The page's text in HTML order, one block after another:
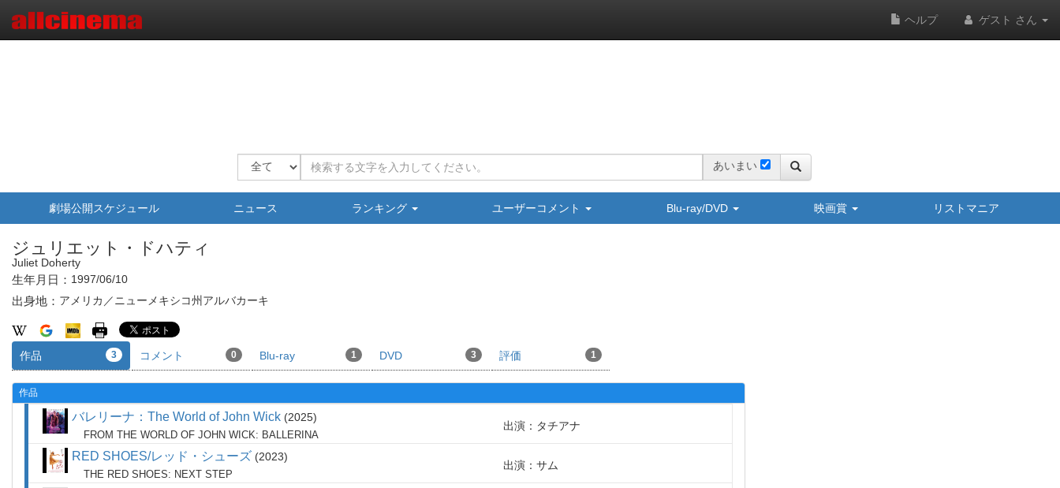
ヘルプ ゲスト さん
あいまい
劇場公開スケジュール ニュース ランキング ユーザーコメント Blu-ray/DVD 映画賞 リストマニア
ジュリエット・ドハティ
Juliet Doherty
生年月日： 1997/06/10
出身地： アメリカ／ニューメキシコ州アルバカーキ
作品 3 コメント 0 Blu-ray 1 DVD 3 評価 1
作品
バレリーナ：The World of John Wick 2025
FROM THE WORLD OF JOHN WICK: BALLERINA
出演：タチアナ
RED SHOES/レッド・シューズ 2023
THE RED SHOES: NEXT STEP
出演：サム